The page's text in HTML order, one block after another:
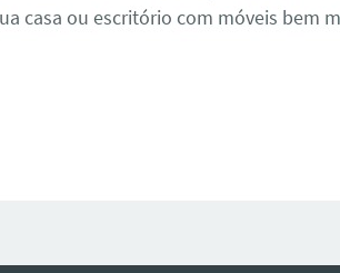
casa ou escritório com móveis bem